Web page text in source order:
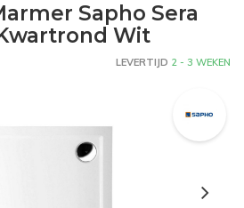
Sapho Sera
Wit
LEVERTIJD 2 - 3 WEKEN